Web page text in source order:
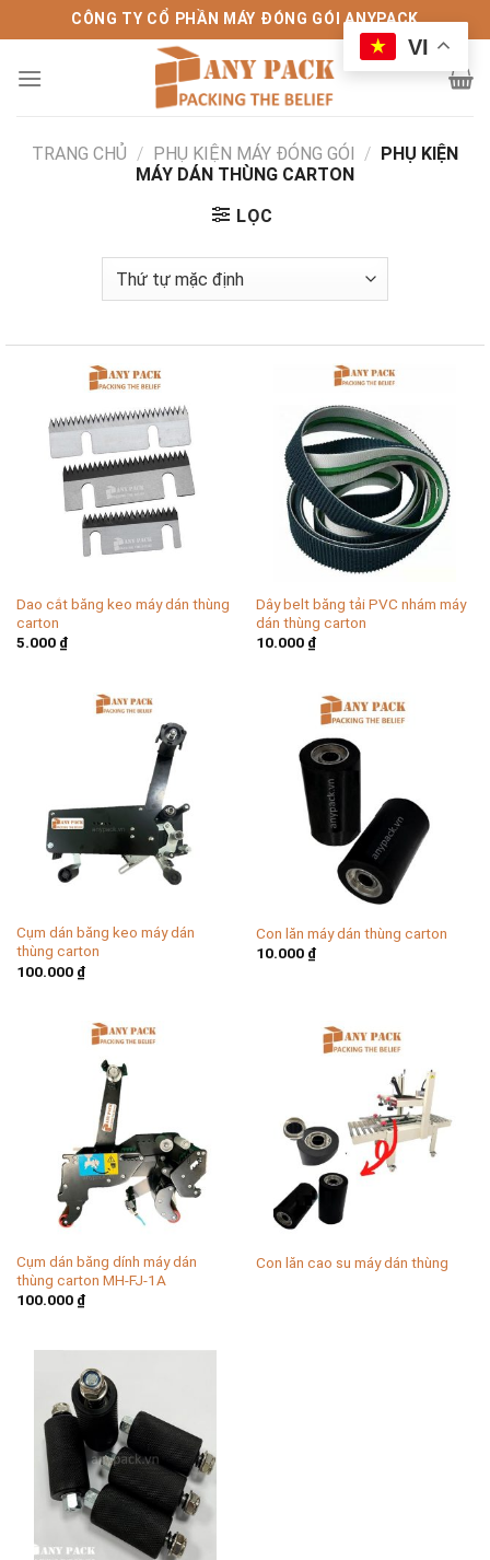
qua
nội
CÔNG TY CỔ PHẦN MÁY ĐÓNG GÓI ANYPACK
TRANG CHỦ / PHỤ KIỆN MÁY ĐÓNG GÓI / PHỤ KIỆN
MÁY DÁN THÙNG CARTON
LỌC
Dao cắt băng keo máy dán thùng
carton
5.000 ₫
Dây belt băng tải PVC nhám máy
dán thùng carton
10.000 ₫
Cụm dán băng keo máy dán
thùng carton
100.000 ₫
Con lăn máy dán thùng carton
10.000 ₫
Cụm dán băng dính máy dán
thùng carton MH-FJ-1A
100.000 ₫
Con lăn cao su máy dán thùng
VI